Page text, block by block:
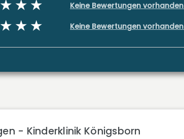
Keine Bewertungen vorhanden
Keine Bewertungen vorhanden
- Kinderklinik Königsborn